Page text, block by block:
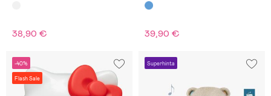
38,90 € 39,90 €
-40%
Flash Sale
Superhinta